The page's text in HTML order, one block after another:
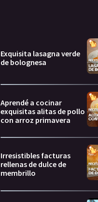
Exquisita lasagna verde
de bolognesa
Aprendé a cocinar
exquisitas alitas de pollo
con arroz primavera
Irresistibles facturas
rellenas de dulce de
membrillo